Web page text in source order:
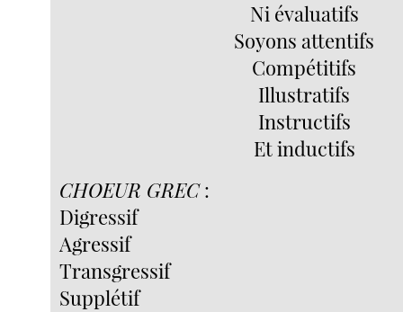
Ni évaluatifs
Soyons attentifs
Compétitifs
Illustratifs
Instructifs
Et inductifs
CHOEUR GREC:
Digressif
Agressif
Transgressif
Supplétif